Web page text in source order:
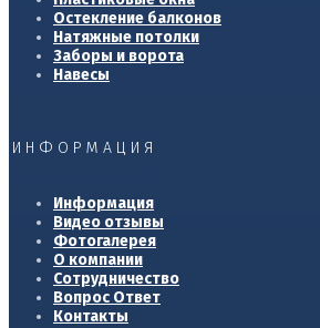
Остекление балконов
Натяжные потолки
Заборы и ворота
Навесы
ИНФОРМАЦИЯ
Информация
Видео отзывы
Фотогалерея
О компании
Сотрудничество
Вопрос Ответ
Контакты